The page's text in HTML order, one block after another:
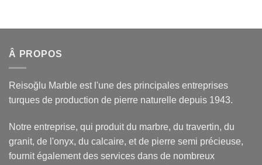
Â PROPOS
Reisoğlu Marble est l'une des principales entreprises
turques de production de pierre naturelle depuis 1943.
Notre entreprise, qui produit du marbre, du travertin, du
granit, de l'onyx, du calcaire, et de pierre semi précieuse,
fournit également des services dans de nombreux